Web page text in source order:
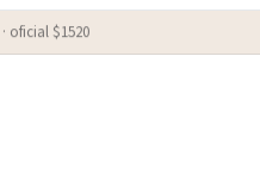
· oficial $1520